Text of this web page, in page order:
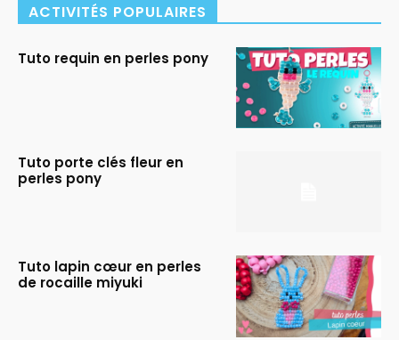
ACTIVITÉS POPULAIRES
Tuto requin en perles pony
Tuto porte clés fleur en
perles pony
Tuto lapin cœur en perles
de rocaille miyuki